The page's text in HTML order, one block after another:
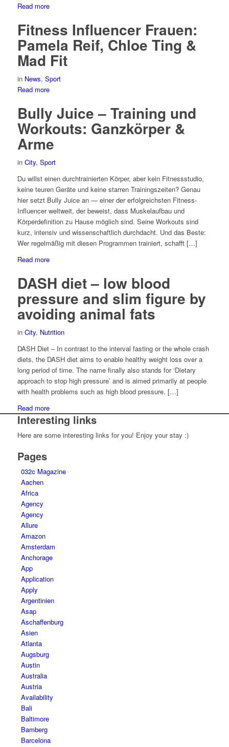
Read more
Fitness Influencer Frauen:
Pamela Reif, Chloe Ting &
Mad Fit
in News, Sport
Read more
Bully Juice – Training und
Workouts: Ganzkörper &
Arme
in City, Sport
Du willst einen durchtrainierten Körper, aber kein Fitnessstudio,
keine teuren Geräte und keine starren Trainingszeiten? Genau
hier setzt Bully Juice an — einer der erfolgreichsten Fitness-
Influencer weltweit, der beweist, dass Muskelaufbau und
Körperdefinition zu Hause möglich sind. Seine Workouts sind
kurz, intensiv und wissenschaftlich durchdacht. Und das Beste:
Wer regelmäßig mit diesen Programmen trainiert, schafft […]
Read more
DASH diet – low blood
pressure and slim figure by
avoiding animal fats
in City, Nutrition
DASH Diet – In contrast to the interval fasting or the whole crash
diets, the DASH diet aims to enable healthy weight loss over a
long period of time. The name finally also stands for ‘Dietary
approach to stop high pressure’ and is aimed primarily at people
with health problems such as high blood pressure. […]
Read more
Interesting links
Here are some interesting links for you! Enjoy your stay :)
Pages
032c Magazine
Aachen
Africa
Agency
Agency
Allure
Amazon
Amsterdam
Anchorage
App
Application
Apply
Argentinien
Asap
Aschaffenburg
Asien
Atlanta
Augsburg
Austin
Australia
Austria
Availability
Bali
Baltimore
Bamberg
Barcelona